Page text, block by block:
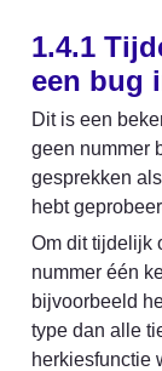
1.4.1
een bug
Dit is een
geen nummer
gesprekken
hebt
Om dit tijdelijk
nummer één
bijvoorbeeld
type dan alle
herkiesfunctie